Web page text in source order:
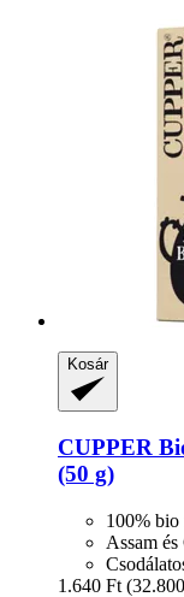
Kosár
CUPPER
(50 g)
100% bio
Assam
1.640 Ft